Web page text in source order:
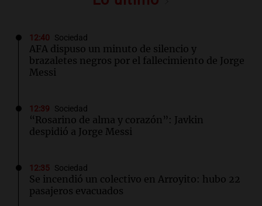
12:40 Sociedad
AFA dispuso un minuto de silencio y
brazaletes negros por el fallecimiento de Jorge
Messi
12:39 Sociedad
“Rosarino de alma y corazón”: Javkin
despidió a Jorge Messi
12:35 Sociedad
Se incendió un colectivo en Arroyito: hubo 22
pasajeros evacuados